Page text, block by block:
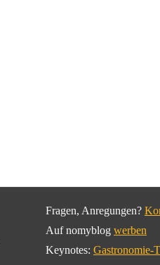
Fragen, Anregungen?
Auf nomyblog werben
Keynotes: Gastronomie-